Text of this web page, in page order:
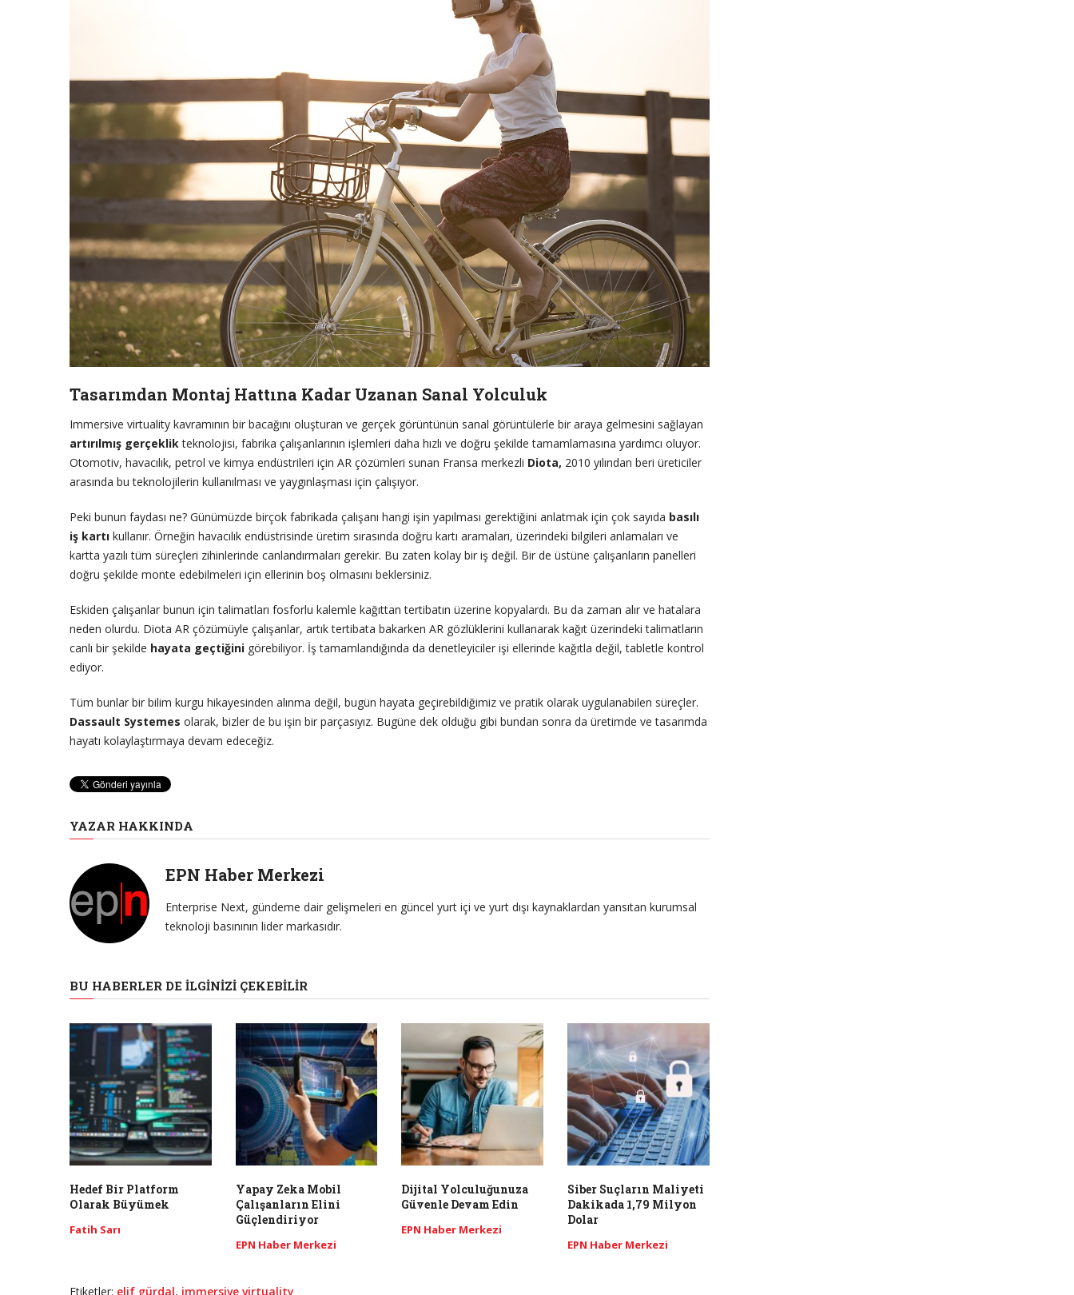
Tasarımdan Montaj Hattına Kadar Uzanan Sanal Yolculuk
Immersive virtuality kavramının bir bacağını oluşturan ve gerçek görüntünün sanal görüntülerle bir araya gelmesini sağlayan
artırılmış gerçeklikteknolojisi, fabrika çalışanlarının işlemleri daha hızlı ve doğru şekilde tamamlamasına yardımcı oluyor.
Otomotiv, havacılık, petrol ve kimya endüstrileri için AR çözümleri sunan Fransa merkezli Diota, 2010 yılından beri üreticiler
arasında bu teknolojilerin kullanılması ve yaygınlaşması için çalışıyor.
Peki bunun faydası ne? Günümüzde birçok fabrikada çalışanı hangi işin yapılması gerektiğini anlatmak için çok sayıda basılı
iş kartı kullanır. Örneğin havacılık endüstrisinde üretim sırasında doğru kartı aramaları, üzerindeki bilgileri anlamaları ve
kartta yazılı tüm süreçleri zihinlerinde canlandırmaları gerekir. Bu zaten kolay bir iş değil. Bir de üstüne çalışanların panelleri
doğru şekilde monte edebilmeleri için ellerinin boş olmasını beklersiniz.
Eskiden çalışanlar bunun için talimatları fosforlu kalemle kağıttan tertibatın üzerine kopyalardı. Bu da zaman alır ve hatalara
neden olurdu. Diota AR çözümüyle çalışanlar, artık tertibata bakarken AR gözlüklerini kullanarak kağıt üzerindeki talimatların
canlı bir şekilde hayata geçtiğini görebiliyor. İş tamamlandığında da denetleyiciler işi ellerinde kağıtla değil, tabletle kontrol
ediyor.
Tüm bunlar bir bilim kurgu hikayesinden alınma değil, bugün hayata geçirebildiğimiz ve pratik olarak uygulanabilen süreçler.
Dassault Systemes olarak, bizler de bu işin bir parçasıyız. Bugüne dek olduğu gibi bundan sonra da üretimde ve tasarımda
hayatı kolaylaştırmaya devam edeceğiz.
YAZAR HAKKINDA
EPN Haber Merkezi
Enterprise Next, gündeme dair gelişmeleri en güncel yurt içi ve yurt dışı kaynaklardan yansıtan kurumsal
teknoloji basınının lider markasıdır.
BU HABERLER DE İLGINIZI ÇEKEBILIR
Hedef Bir Platform
Olarak Büyümek
Fatih Sarı
Yapay Zeka Mobil
Çalışanların Elini
Güçlendiriyor
EPN Haber Merkezi
Dijital Yolculuğunuza
Güvenle Devam Edin
EPN Haber Merkezi
Siber Suçların Maliyeti
Dakikada 1,79 Milyon
Dolar
EPN Haber Merkezi
Etiketler: elif gürdal, immersive virtuality